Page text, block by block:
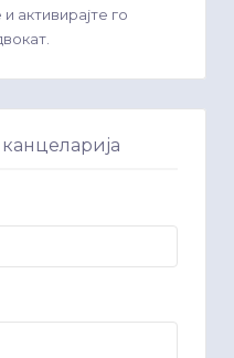
активирајте го
канцеларија